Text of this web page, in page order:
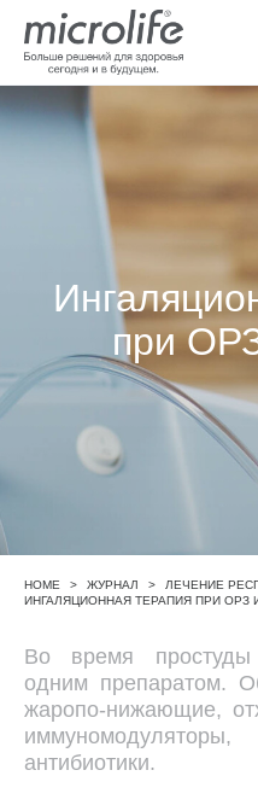
Продукция
Тонометры WatchBP
Валидации и
Технологии
Журнал
Поддержка
при
HOME > ЖУРНАЛ > ЛЕЧЕНИЕ
ИНГАЛЯЦИОННАЯ ТЕРАПИЯ ПРИ ОРЗ
Во время простуды
одним препаратом.
жаропо-нижающие,
антибиотики.